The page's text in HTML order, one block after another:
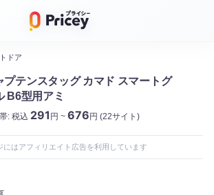
ドア
プテンスタッグ カマド スマートグ
B6型用アミ
: 税込 291 円 ~ 676円 (22サイト)
にはアフィリエイト広告を利用しています